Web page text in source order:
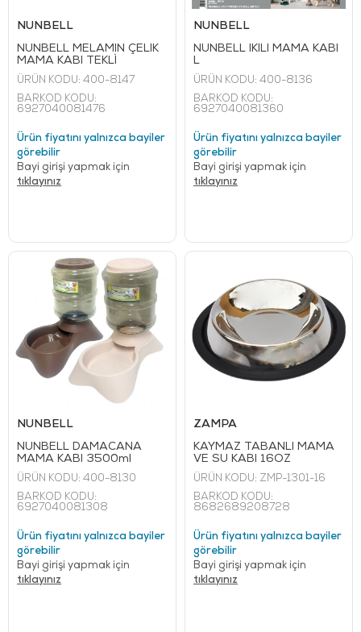
NUNBELL
NUNBELL MELAMİN ÇELİK
MAMA KABI TEKLİ
ÜRÜN KODU: 400-8147
BARKOD KODU:
6927040081476
Ürün fiyatını yalnızca bayiler
görebilir
Bayi girişi yapmak için
tıklayınız
NUNBELL
NUNBELL İKİLİ MAMA KABI
L
ÜRÜN KODU: 400-8136
BARKOD KODU:
6927040081360
Ürün fiyatını yalnızca bayiler
görebilir
Bayi girişi yapmak için
tıklayınız
NUNBELL
NUNBELL DAMACANA
MAMA KABI 3500ml
ÜRÜN KODU: 400-8130
BARKOD KODU:
6927040081308
Ürün fiyatını yalnızca bayiler
görebilir
Bayi girişi yapmak için
tıklayınız
ZAMPA
KAYMAZ TABANLI MAMA
VE SU KABI 16OZ
ÜRÜN KODU: ZMP-1301-16
BARKOD KODU:
8682689208728
Ürün fiyatını yalnızca bayiler
görebilir
Bayi girişi yapmak için
tıklayınız